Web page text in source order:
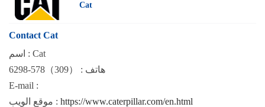
Cat
Contact Cat
اسم : Cat
هاتف : （309）578-6298
E-mail :
موقع الويب : https://www.caterpillar.com/en.html